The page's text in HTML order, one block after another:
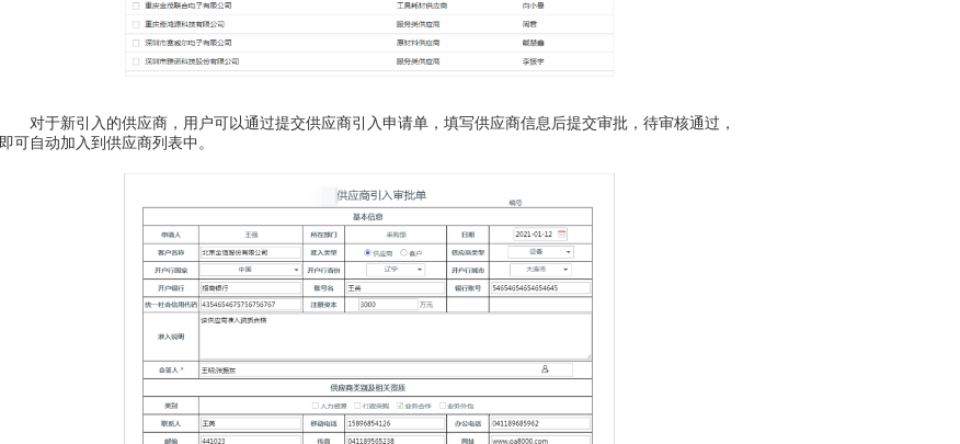
对于新引入的供应商，用户可以通过提交供应商引入申请单，填写供应商信息后提交审批，待审核通过，
即可自动加入到供应商列表中。